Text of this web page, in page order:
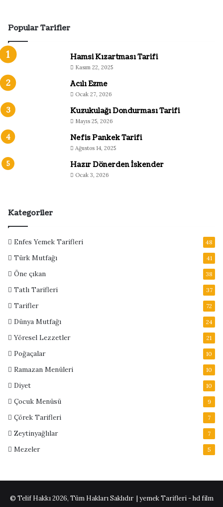
Popular Tarifler
Hamsi Kızartması Tarifi
Kasım 22, 2025
Acılı Ezme
Ocak 27, 2026
Kuzukulağı Dondurması Tarifi
Mayıs 25, 2026
Nefis Pankek Tarifi
Ağustos 14, 2025
Hazır Dönerden İskender
Ocak 3, 2026
Kategoriler
Enfes Yemek Tarifleri 48
Türk Mutfağı 41
Öne çıkan 38
Tatlı Tarifleri 37
Tarifler 72
Dünya Mutfağı 24
Yöresel Lezzetler 21
Poğaçalar 10
Ramazan Menüleri 10
Diyet 10
Çocuk Menüsü 9
Çörek Tarifleri 7
Zeytinyağlılar 7
Mezeler 5
© Telif Hakkı 2026, Tüm Hakları Saklıdır | yemek Tarifleri -hd film